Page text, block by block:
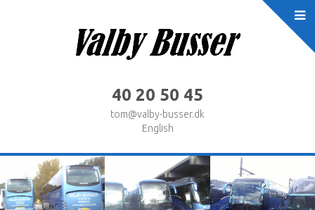
40 20 50 45
tom@valby-busser.dk
English